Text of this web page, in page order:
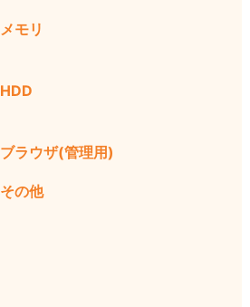
メモリ
HDD
ブラウザ(管理用)
その他